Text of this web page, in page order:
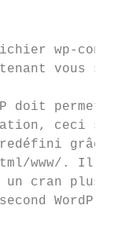
​wp-
vous
doit
ceci se
grâce
www/. Il
cran plus